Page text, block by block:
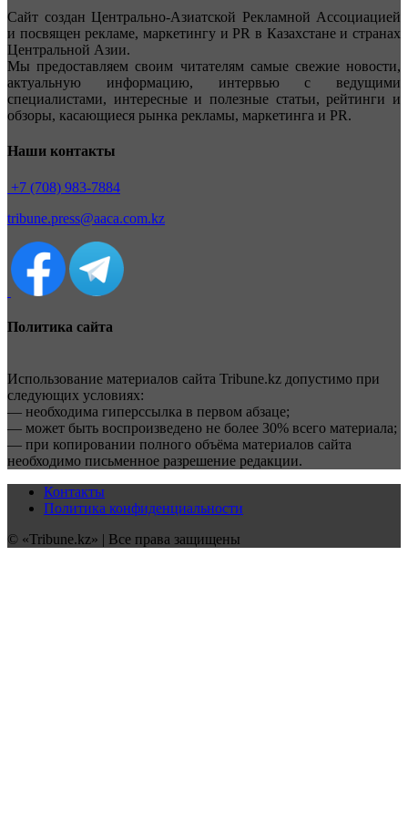
Сайт создан Центрально-Азиатской Рекламной Ассоциацией
и посвящен рекламе, маркетингу и PR в Казахстане и странах
Центральной Азии.
Мы предоставляем своим читателям самые свежие новости,
актуальную информацию, интервью с ведущими
специалистами, интересные и полезные статьи, рейтинги и
обзоры, касающиеся рынка рекламы, маркетинга и PR.
Наши контакты
+7 (708) 983-7884
tribune.press@aaca.com.kz
Политика сайта
Использование материалов сайта Tribune.kz допустимо при
следующих условиях:
— необходима гиперссылка в первом абзаце;
— может быть воспроизведено не более 30% всего материала;
— при копировании полного объёма материалов сайта
необходимо письменное разрешение редакции.
Контакты
Политика конфиденциальности
© «Tribune.kz» | Все права защищены